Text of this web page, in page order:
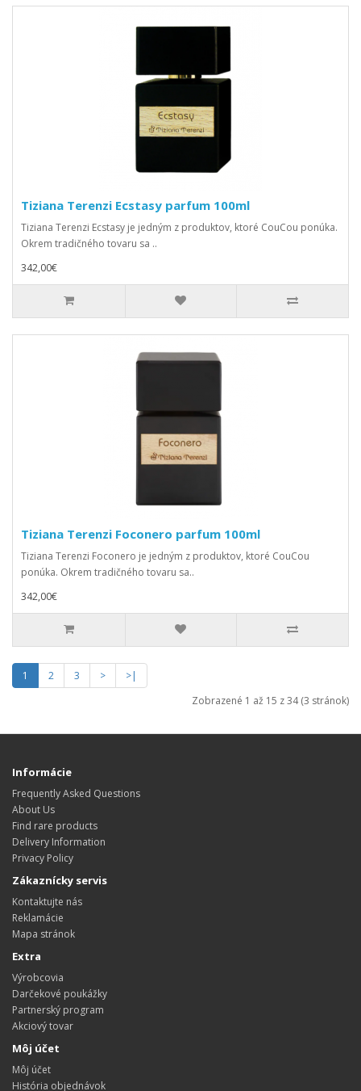
Tiziana Terenzi Ecstasy parfum 100ml
Tiziana Terenzi Ecstasy je jedným z produktov, ktoré CouCou ponúka.
Okrem tradičného tovaru sa ..
342,00€
Tiziana Terenzi Foconero parfum 100ml
Tiziana Terenzi Foconero je jedným z produktov, ktoré CouCou
ponúka. Okrem tradičného tovaru sa..
342,00€
1 2 3 >
>|
Zobrazené 1 až 15 z 34 (3 stránok)
Informácie
Frequently Asked Questions
About Us
Find rare products
Delivery Information
Privacy Policy
Zákaznícky servis
Kontaktujte nás
Reklamácie
Mapa stránok
Extra
Výrobcovia
Darčekové poukážky
Partnerský program
Akciový tovar
Môj účet
Môj účet
História objednávok